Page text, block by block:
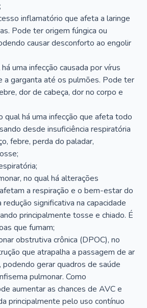
inflamatório que afeta a laringe
Pode ter origem fúngica ou
causar desconforto ao engolir
uma infecção causada por vírus
a garganta até os pulmões. Pode ter
dor de cabeça, dor no corpo e
qual há uma infecção que afeta todo
desde insuficiência respiratória
febre, perda do paladar,
no qual há alterações
a respiração e o bem-estar do
redução significativa na capacidade
principalmente tosse e chiado. É
que fumam;
obstrutiva crônica (DPOC), no
que atrapalha a passagem de ar
podendo gerar quadros de saúde
pulmonar. Como
aumentar as chances de AVC e
principalmente pelo uso contínuo